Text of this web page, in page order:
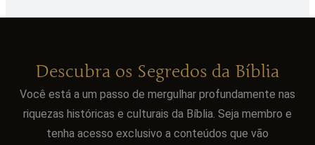
Descubra os Segredos da Bíblia
Você está a um passo de mergulhar profundamente nas
riquezas históricas e culturais da Bíblia. Seja membro e
tenha acesso exclusivo a conteúdos que vão